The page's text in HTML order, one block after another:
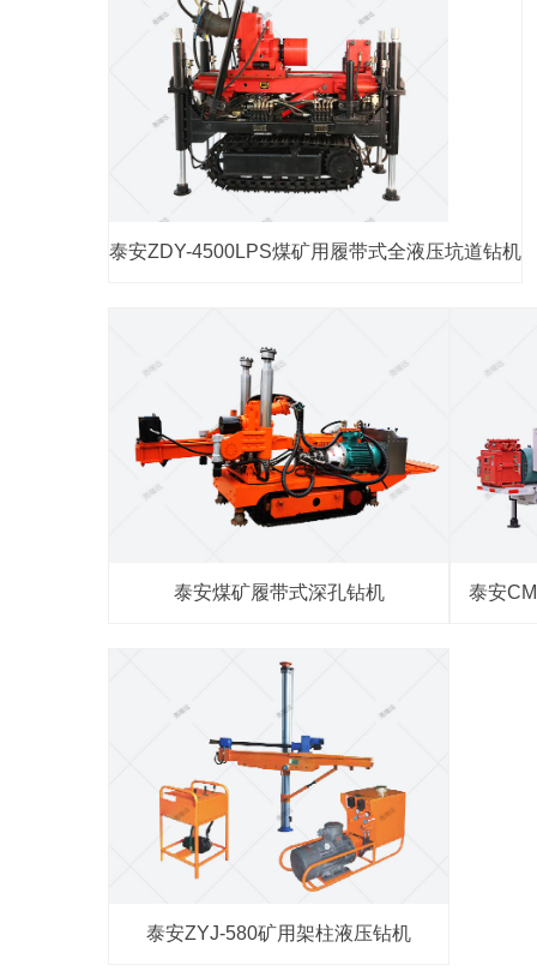
泰安ZDY-4500LPS煤矿用履带式全液压坑道钻机
泰安煤矿履带式深孔钻机 泰安
泰安ZYJ-580矿用架柱液压钻机